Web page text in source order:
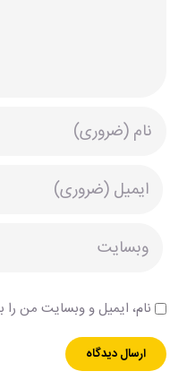
نام، ایمیل و وبسایت من را